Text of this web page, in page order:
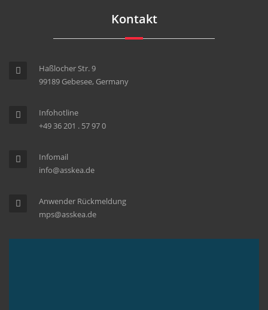
Kontakt
Haßlocher Str. 9
99189 Gebesee, Germany
Infohotline
+49 36 201 . 57 97 0
Infomail
info@asskea.de
Anwender Rückmeldung
mps@asskea.de